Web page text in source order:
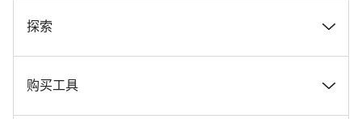
奖项
在 Canyon 工作
探索
新闻和故事
购买工具